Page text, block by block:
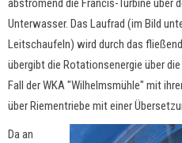
abströmend die Francis-Turbine über
Unterwasser. Das Laufrad (im Bild
Leitschaufeln) wird durch das
übergibt die Rotationsenergie über
Fall der WKA "Wilhelmsmühle" mit
über Riementriebe mit einer
Da an